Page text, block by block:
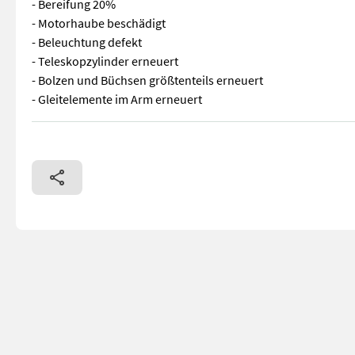
- Bereifung 20%
- Motorhaube beschädigt
- Beleuchtung defekt
- Teleskopzylinder erneuert
- Bolzen und Büchsen größtenteils erneuert
- Gleitelemente im Arm erneuert
Schäffer 460T gebraucht - Bj 2008 - Bh 7185 - Kipplast